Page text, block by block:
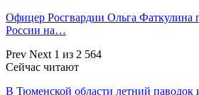
Офицер Росгвардии Ольга Фаткулина
России на…
Prev Next 1 из 2 564
Сейчас читают
В Тюменской области летний паводок